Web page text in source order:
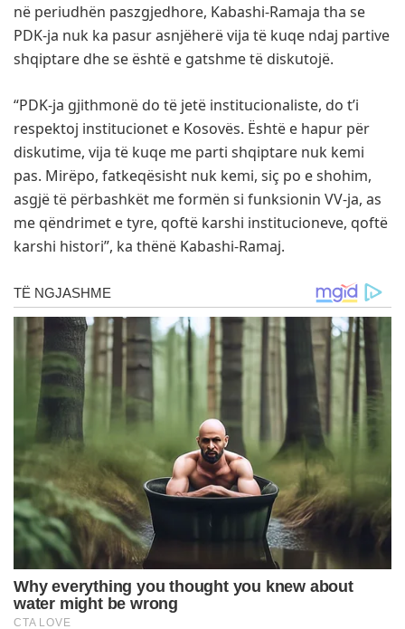
në periudhën paszgjedhore, Kabashi-Ramaja tha se
PDK-ja nuk ka pasur asnjëherë vija të kuqe ndaj partive
shqiptare dhe se është e gatshme të diskutojë.
“PDK-ja gjithmonë do të jetë institucionaliste, do t’i
respektoj institucionet e Kosovës. Është e hapur për
diskutime, vija të kuqe me parti shqiptare nuk kemi
pas. Mirëpo, fatkeqësisht nuk kemi, siç po e shohim,
asgjë të përbashkët me formën si funksionin VV-ja, as
me qëndrimet e tyre, qoftë karshi institucioneve, qoftë
karshi histori”, ka thënë Kabashi-Ramaj.